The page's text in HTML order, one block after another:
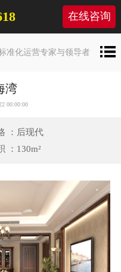
在线咨询
准化运营专家与领导者
湾
00:00:00
：后现代
：130m²